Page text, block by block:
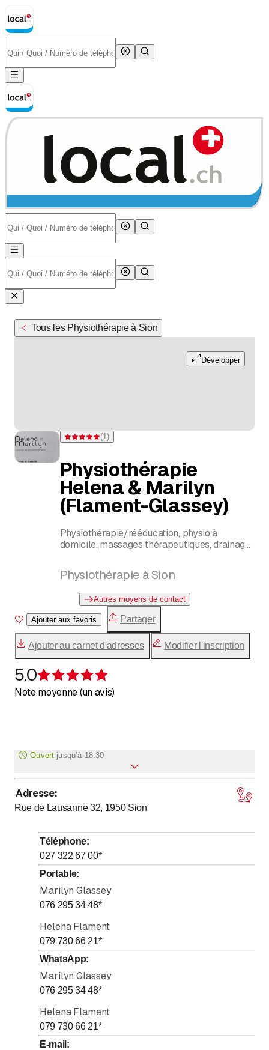
Tous les Physiothérapie à Sion
Développer
Note 5 sur 5 étoiles pour d'une évaluation
(1)
Physiothérapie
Helena & Marilyn
(Flament-Glassey)
Physiothérapie/rééducation, physio à
domicile, massages thérapeutiques, drainage
Physiothérapie à Sion
Autres moyens de contact
Ajouter aux favoris Partager
Ajouter au carnet d'adresses Modifier l'inscription
5.0
Note moyenne (un avis)
Ouvert jusqu’à 18:30
Lundi jusqu’à
30
Mardi
Mercredi
7:00- jusqu’à
18:30
Jeudi
Vendredi
Samedi
Dimanche
Adresse:
Rue de Lausanne 32, 1950 Sion
Téléphone:
027 322 67 00*
Portable:
Marilyn Glassey
076 295 34 48*
Helena Flament
079 730 66 21*
WhatsApp:
Marilyn Glassey
076 295 34 48*
Helena Flament
079 730 66 21*
E-mail :